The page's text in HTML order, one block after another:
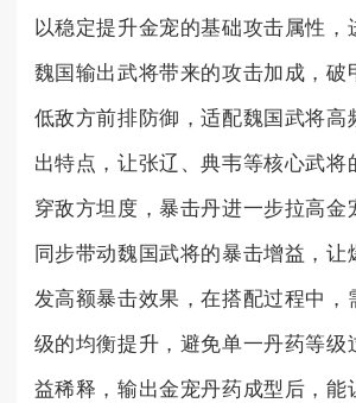
以稳定提升金宠的基础攻击属性，
魏国输出武将带来的攻击加成，破
低敌方前排防御，适配魏国武将高
出特点，让张辽、典韦等核心武将
穿敌方坦度，暴击丹进一步拉高金
同步带动魏国武将的暴击增益，让
发高额暴击效果，在搭配过程中，
级的均衡提升，避免单一丹药等级
益稀释，输出金宠丹药成型后，能